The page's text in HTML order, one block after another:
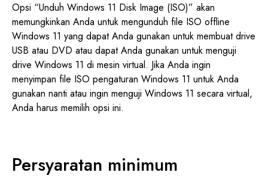
Opsi “Unduh Windows 11 Disk Image (ISO)” akan
memungkinkan Anda untuk mengunduh file ISO offline
Windows 11 yang dapat Anda gunakan untuk membuat drive
USB atau DVD atau dapat Anda gunakan untuk menguji
drive Windows 11 di mesin virtual. Jika Anda ingin
menyimpan file ISO pengaturan Windows 11 untuk Anda
gunakan nanti atau ingin menguji Windows 11 secara virtual,
Anda harus memilih opsi ini.
Persyaratan minimum